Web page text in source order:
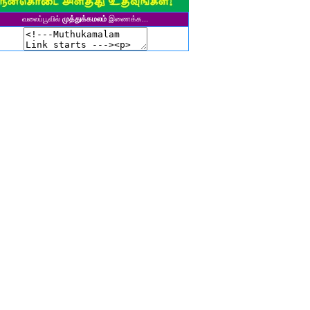
தனசேகரன்
ஹரிஹரன்
வலைப்பூவில் முத்துக்கமலம் இணைக்க...